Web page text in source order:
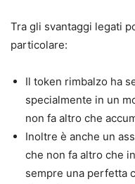
Tra gli svantaggi legati
particolare:
Il token rimbalzo ha
specialmente in un
non fa altro che
Inoltre è anche un
che non fa altro che
sempre una perfetta